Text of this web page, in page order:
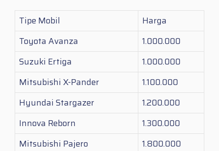
Tipe Mobil
Harga
Toyota Avanza
1.000.000
Suzuki Ertiga
1.000.000
Mitsubishi X-Pander
1.100.000
Hyundai Stargazer
1.200.000
Innova Reborn
1.300.000
Mitsubishi Pajero
1.800.000